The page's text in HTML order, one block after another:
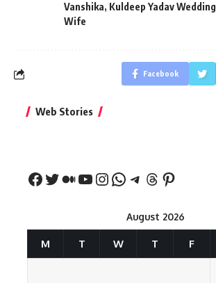
Vanshika, Kuldeep Yadav Wedding
Wife
Facebook
Web Stories
नीतीश कुमार का पहला
August 2026
M T W T F